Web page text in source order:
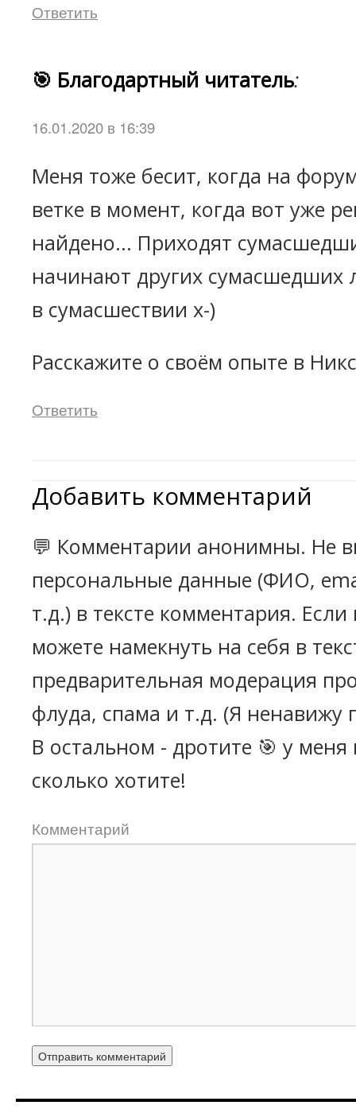
Ответить
🎯 Благодартный читатель:
16.01.2020 в 16:39
Меня тоже бесит, когда на
ветке в момент, когда вот уже
найдено... Приходят
начинают других сумасшедших
в сумасшествии x-)
Расскажите о своём опыте в
Ответить
Добавить комментарий
💬 Комментарии анонимны. Не
персональные данные (ФИО,
т.д.) в тексте комментария.
можете намекнуть на себя в
предварительная модерация
флуда, спама и т.д. (Я ненавижу
В остальном - дротите 🎯 у
сколько хотите!
Комментарий